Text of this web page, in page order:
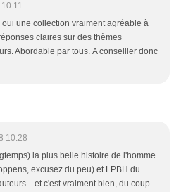
oui une collection vraiment agréable à
claires sur des thèmes
Abordable par tous. A conseiller donc
10:28
la plus belle histoire de l'homme
excusez du peu) et LPBH du
et c'est vraiment bien, du coup